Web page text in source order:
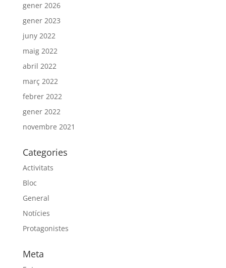
gener 2026
gener 2023
juny 2022
maig 2022
abril 2022
març 2022
febrer 2022
gener 2022
novembre 2021
Categories
Activitats
Bloc
General
Notícies
Protagonistes
Meta